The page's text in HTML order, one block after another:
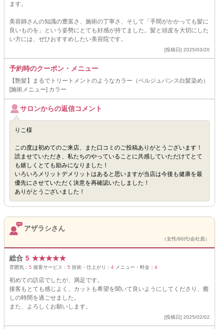
ます。
美容師さんの知識の豊富さ、施術の丁寧さ、そして「手間がかかっても髪に
良いものを」という姿勢にとても好感が持てました。髪と頭皮を大切にした
い方には、ぜひおすすめしたい美容院です。
[投稿日] 2025/03/20
予約時のクーポン・メニュー
【艶髪】まるでトリートメントのようなカラー（ベルジュバンス白髪染め）
[施術メニュー] カラー
サロンからの返信コメント
りこ様
この度は初めてのご来店、また口コミのご投稿ありがとうございます！
読ませていただき、私たちのやっていることに共感していただけてとて
も嬉しくとても励みになりました！
いろいろメリットデメリットはあると思いますが当店は今後も健康を最
優先にさせていただく決意を再確認いたしました！
ありがとうございました！
アザラシさん
（女性/60代/会社員）
総合 5 ★★★★★
雰囲気： 5 接客サービス： 5 技術・仕上がり： 4 メニュー・料金： 4
初めての訪店でしたが、満足です。
接客もとても感じよく、カットも希望を聞いて良いようにしてくださり、癒
しの時間を過ごせました。
また、よろしくお願いします。
[投稿日] 2025/02/02